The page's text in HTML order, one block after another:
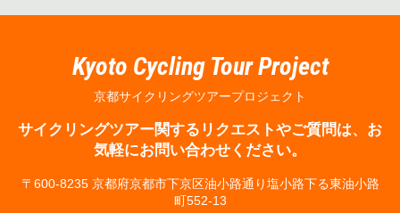
Kyoto Cycling Tour Project
京都サイクリングツアープロジェクト
サイクリングツアー関するリクエストやご質問は、お
気軽にお問い合わせください。
〒600-8235 京都府京都市下京区油小路通り塩小路下る東油小路
町552-13